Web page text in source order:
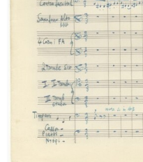
[Φάκελος]
[Φάκελος]
[Φάκελος]
[Φάκελος]
[Φάκελος]
[Φάκελος]
[Φάκελος]
[Φάκελος]